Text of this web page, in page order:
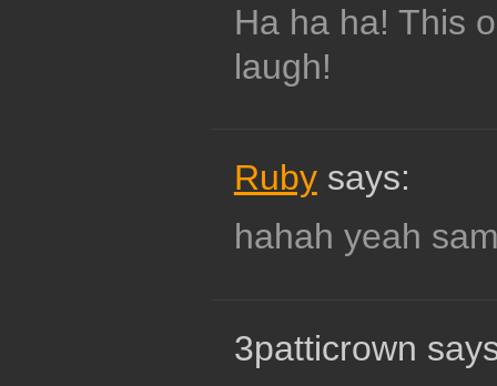
Ha ha ha! This
laugh!
Rubysays:
hahah yeah
3patticrown